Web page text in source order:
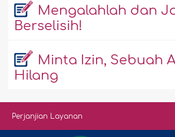
Mengalahlah dan
Berselisih!
Minta Izin, Sebuah
Hilang
Perjanjian Layanan